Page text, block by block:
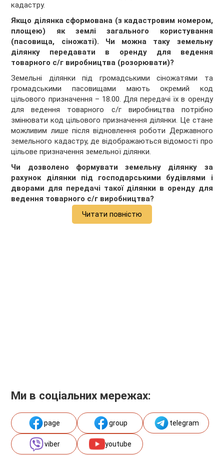
кадастру.
Якщо ділянка сформована (з кадастровим номером,
площею) як землі загального користування
(пасовища, сіножаті). Чи можна таку земельну
ділянку передавати в оренду для ведення
товарного с/г виробництва (розорювати)?
Земельні ділянки під громадськими сіножатями та
громадськими пасовищами мають окремий код
цільового призначення – 18.00. Для передачі їх в оренду
для ведення товарного с/г виробництва потрібно
змінювати код цільового призначення ділянки. Це стане
можливим лише після відновлення роботи Державного
земельного кадастру, де відображаються відомості про
цільове призначення земельної ділянки.
Чи дозволено формувати земельну ділянку за
рахунок ділянки під господарськими будівлями і
дворами для передачі такої ділянки в оренду для
ведення товарного с/г виробництва?
Читати повністю
Ми в соціальних мережах:
page group telegram
viber youtube